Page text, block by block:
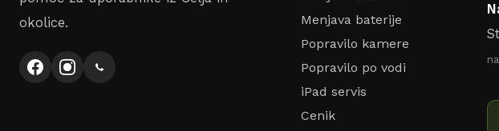
okolice.
Menjava baterije
Popravilo kamere
Popravilo po vodi
iPad servis
Cenik